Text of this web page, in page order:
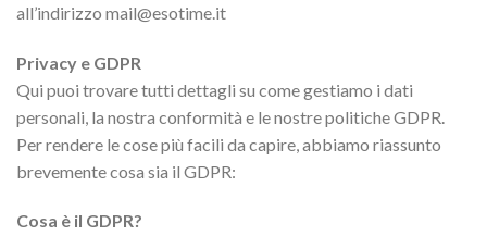
all’indirizzo mail@esotime.it
Privacy e GDPR
Qui puoi trovare tutti dettagli su come gestiamo i dati
personali, la nostra conformità e le nostre politiche GDPR.
Per rendere le cose più facili da capire, abbiamo riassunto
brevemente cosa sia il GDPR:
Cosa è il GDPR?